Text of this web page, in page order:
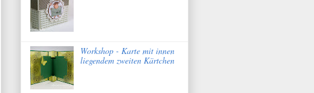
Workshop - Karte mit innen
liegendem zweiten Kärtchen